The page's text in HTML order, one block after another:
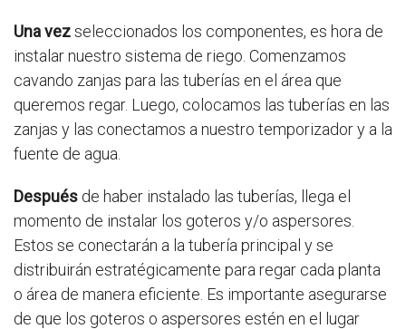
Una vezseleccionados los componentes, es hora de
instalar nuestro sistema de riego. Comenzamos
cavando zanjas para las tuberías en el área que
queremos regar. Luego, colocamos las tuberías en las
zanjas y las conectamos a nuestro temporizador y a la
fuente de agua.
Después de haber instalado las tuberías, llega el
momento de instalar los goteros y/o aspersores.
Estos se conectarán a la tubería principal y se
distribuirán estratégicamente para regar cada planta
o área de manera eficiente. Es importante asegurarse
de que los goteros o aspersores estén en el lugar